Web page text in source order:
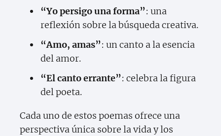
“Yo persigo una forma”: una
reflexión sobre la búsqueda creativa.
“Amo, amas”: un canto a la esencia
del amor.
“El canto errante”: celebra la figura
del poeta.
Cada uno de estos poemas ofrece una
perspectiva única sobre la vida y los